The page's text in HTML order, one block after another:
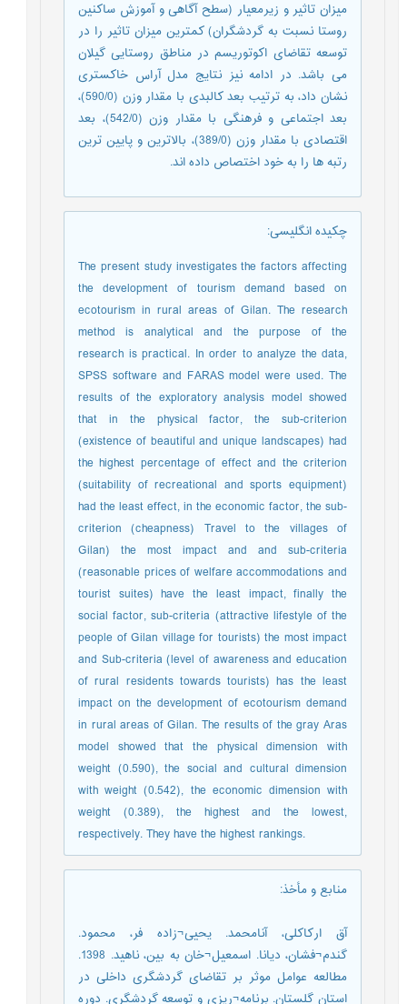
میزان تاثیر و زیرمعیار (سطح آگاهی و آموزش ساکنین
روستا نسبت به گردشگران) کمترین میزان تاثیر را در
توسعه تقاضای اکوتوریسم در مناطق روستایی گیلان
می باشد. در ادامه نیز نتایج مدل آراس خاکستری
نشان داد، به ترتیب بعد کالبدی با مقدار وزن (590/0)،
بعد اجتماعی و فرهنگی با مقدار وزن (542/0)، بعد
اقتصادی با مقدار وزن (389/0)، بالاترین و پایین ترین
رتبه ها را به خود اختصاص داده اند.
چکیده انگلیسی:
The present study investigates the factors affecting
the development of tourism demand based on
ecotourism in rural areas of Gilan. The research
method is analytical and the purpose of the
research is practical. In order to analyze the data,
SPSS software and FARAS model were used. The
results of the exploratory analysis model showed
that in the physical factor, the sub-criterion
(existence of beautiful and unique landscapes) had
the highest percentage of effect and the criterion
(suitability of recreational and sports equipment)
had the least effect, in the economic factor, the sub-
criterion (cheapness) Travel to the villages of
Gilan) the most impact and and sub-criteria
(reasonable prices of welfare accommodations and
tourist suites) have the least impact, finally the
social factor, sub-criteria (attractive lifestyle of the
people of Gilan village for tourists) the most impact
and Sub-criteria (level of awareness and education
of rural residents towards tourists) has the least
impact on the development of ecotourism demand
in rural areas of Gilan. The results of the gray Aras
model showed that the physical dimension with
weight (0.590), the social and cultural dimension
with weight (0.542), the economic dimension with
weight (0.389), the highest and the lowest,
respectively. They have the highest rankings.
منابع و مأخذ:
آق ارکاکلی، آنامحمد. یحیی¬زاده فر، محمود.
گندم¬فشان، دیانا. اسمعیل¬خان به بین، ناهید. 1398.
مطالعه عوامل موثر بر تقاضای گردشگری داخلی در
استان گلستان. برنامه¬ریزی و توسعه گردشگری. دوره